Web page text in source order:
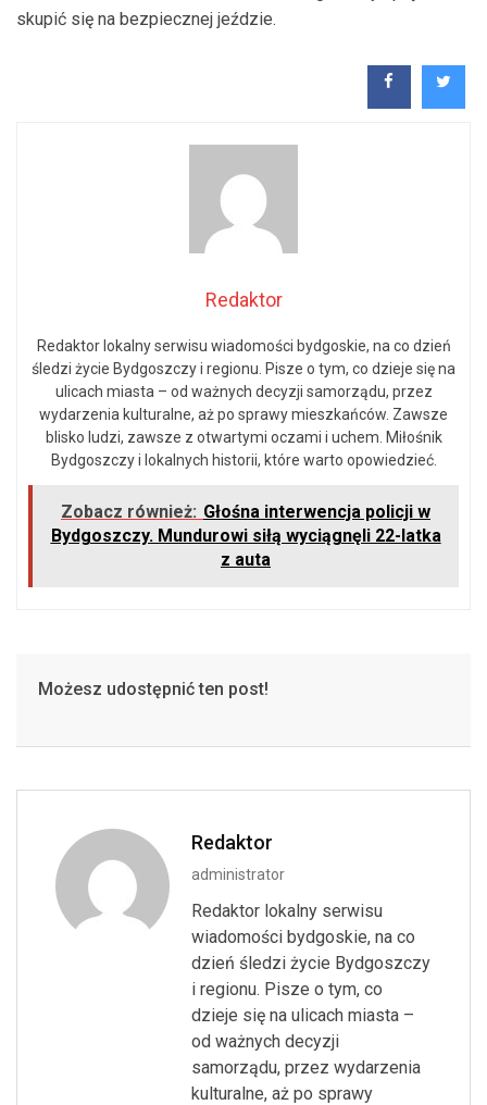
skupić się na bezpiecznej jeździe.
Redaktor
Redaktor lokalny serwisu wiadomości bydgoskie, na co dzień
śledzi życie Bydgoszczy i regionu. Pisze o tym, co dzieje się na
ulicach miasta – od ważnych decyzji samorządu, przez
wydarzenia kulturalne, aż po sprawy mieszkańców. Zawsze
blisko ludzi, zawsze z otwartymi oczami i uchem. Miłośnik
Bydgoszczy i lokalnych historii, które warto opowiedzieć.
Zobacz również: Głośna interwencja policji w
Bydgoszczy. Mundurowi siłą wyciągnęli 22-latka
z auta
Możesz udostępnić ten post!
Redaktor
administrator
Redaktor lokalny serwisu
wiadomości bydgoskie, na co
dzień śledzi życie Bydgoszczy
i regionu. Pisze o tym, co
dzieje się na ulicach miasta –
od ważnych decyzji
samorządu, przez wydarzenia
kulturalne, aż po sprawy